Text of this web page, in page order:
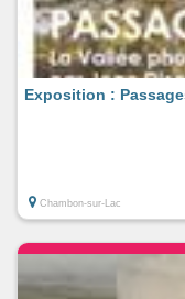
Exposition :
Chambon-sur-Lac